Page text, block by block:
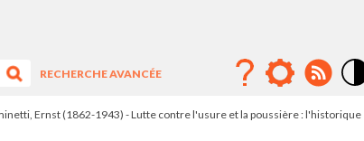
RECHERCHE AVANCÉE
élévé
Ernst (1862-1943) - Lutte contre l'usure et la poussière : l'historique